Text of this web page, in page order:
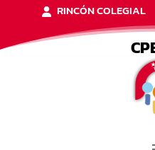
RINCÓN COLEGIAL